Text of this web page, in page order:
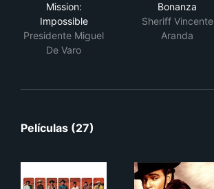
Mission:
Impossible
Presidente Miguel
De Varo
Bonanza
Sheriff Vincente
Aranda
Películas (27)